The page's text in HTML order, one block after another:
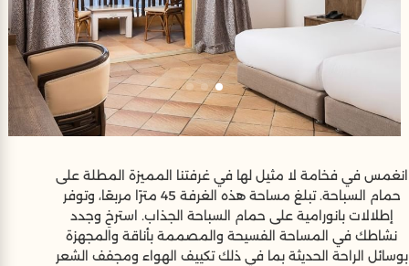
انغمس في فخامة لا مثيل لها في غرفتنا المميزة المطلة على
حمام السباحة. تبلغ مساحة هذه الغرفة 45 مترًا مربعًا، وتوفر
إطلالات بانورامية على حمام السباحة الجذاب. استرخِ وجدد
نشاطك في المساحة الفسيحة والمصممة بأناقة والمجهزة
بوسائل الراحة الحديثة بما في ذلك تكييف الهواء ومجفف الشعر